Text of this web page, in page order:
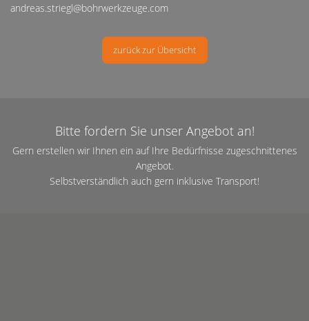
andreas.striegl@bohrwerkzeuge.com
zurück zur Übersicht
Bitte fordern Sie unser Angebot an!
Gern erstellen wir Ihnen ein auf Ihre Bedürfnisse zugeschnittenes
Angebot.
Selbstverständlich auch gern inklusive Transport!